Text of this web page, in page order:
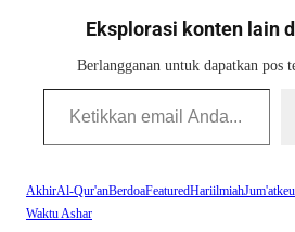
Eksplorasi konten lain
Berlangganan untuk dapatkan pos
Ketikkan email Anda...
AkhirAl-Qur'anBerdoaFeaturedHariilmiahJum'at
Waktu Ashar